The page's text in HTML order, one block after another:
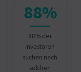
88%
88% der
Investoren
suchen nach
solchen